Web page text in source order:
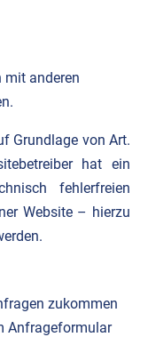
mit anderen
Grundlage von Art.
hat ein
fehlerfreien
Website – hierzu
zukommen
Anfrageformular